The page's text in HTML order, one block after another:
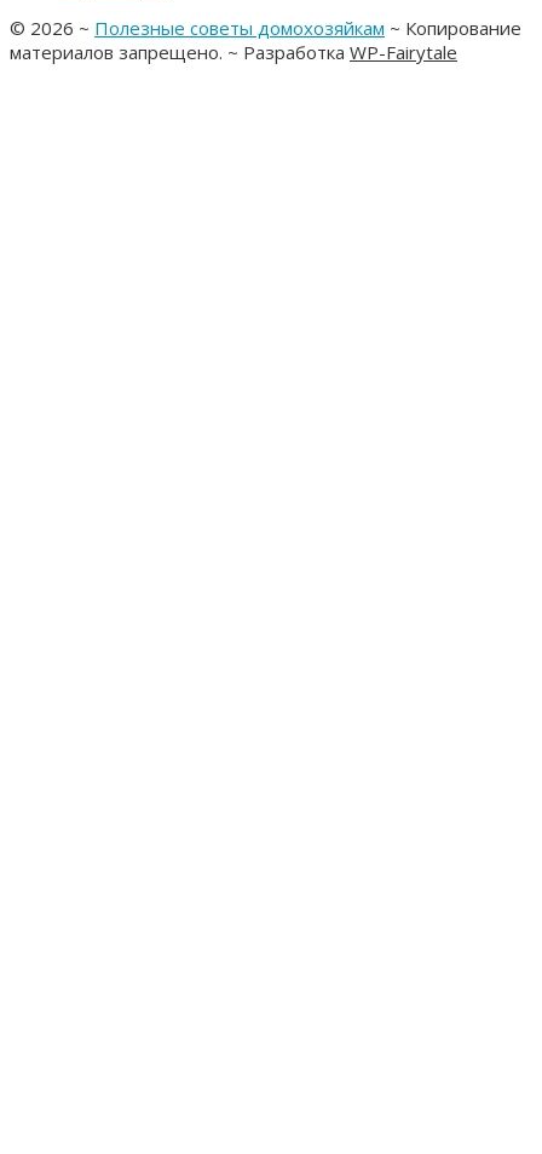
© 2026 ~ Полезные советы домохозяйкам ~ Копирование
материалов запрещено. ~ Разработка WP-Fairytale